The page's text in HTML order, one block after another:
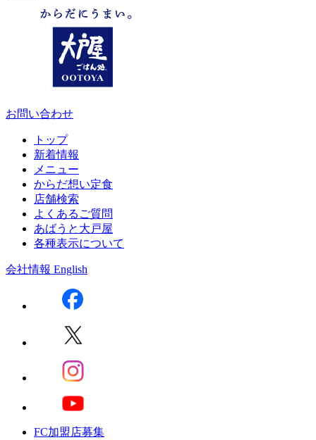
お問い合わせ
トップ
新着情報
メニュー
からだ想い定食
店舗検索
よくあるご質問
あばうと大戸屋
各種表示について
会社情報 English
FC加盟店募集